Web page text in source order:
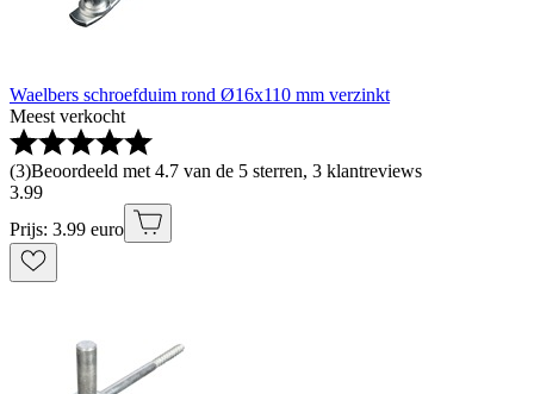
Waelbers schroefduim rond Ø16x110 mm verzinkt
Meest verkocht
(3)Beoordeeld met 4.7 van de 5 sterren, 3 klantreviews
3.99
Prijs: 3.99 euro